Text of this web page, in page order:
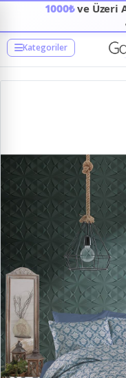
1000₺ve Üzeri
Kategoriler